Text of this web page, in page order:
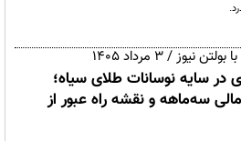
/ ۳ مرداد ۱۴۰۵
سایه نوسانات طلای سیاه؛
سه‌ماهه و نقشه راه عبور از